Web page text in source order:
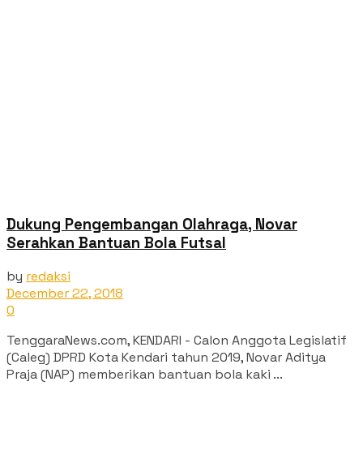
Dukung Pengembangan Olahraga, Novar
Serahkan Bantuan Bola Futsal
by redaksi
December 22, 2018
0
TenggaraNews.com, KENDARI - Calon Anggota Legislatif
(Caleg) DPRD Kota Kendari tahun 2019, Novar Aditya
Praja (NAP) memberikan bantuan bola kaki ...